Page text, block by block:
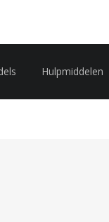
Hulpmiddelen